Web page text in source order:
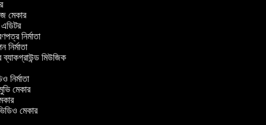
মেকার
এডিটর
নির্মাতা
নির্মাতা
ব্যাকগ্রাউন্ড মিউজিক
নির্মাতা
মেকার
মেকার